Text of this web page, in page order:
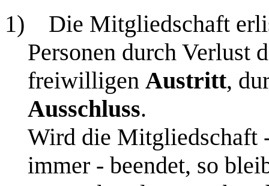
1)
Die Mitgliedschaft
Personen durch Verlust
freiwilligen Austritt,
Ausschluss.
Wird die Mitgliedschaft
immer - beendet, so